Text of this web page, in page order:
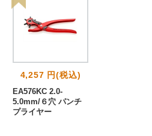
4,257 円(税込)
EA576KC 2.0-
5.0mm/６穴 パンチ
プライヤー